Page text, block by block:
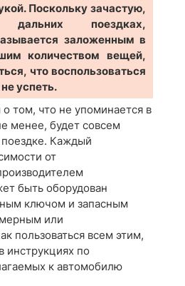
Поскольку зачастую,
поездках,
заложенным в
количеством вещей,
что воспользоваться
успеть.
том, что не упоминается в
менее, будет совсем
Каждый
от
быть оборудован
ключом и запасным
или
пользоваться всем этим,
инструкциях по
к автомобилю